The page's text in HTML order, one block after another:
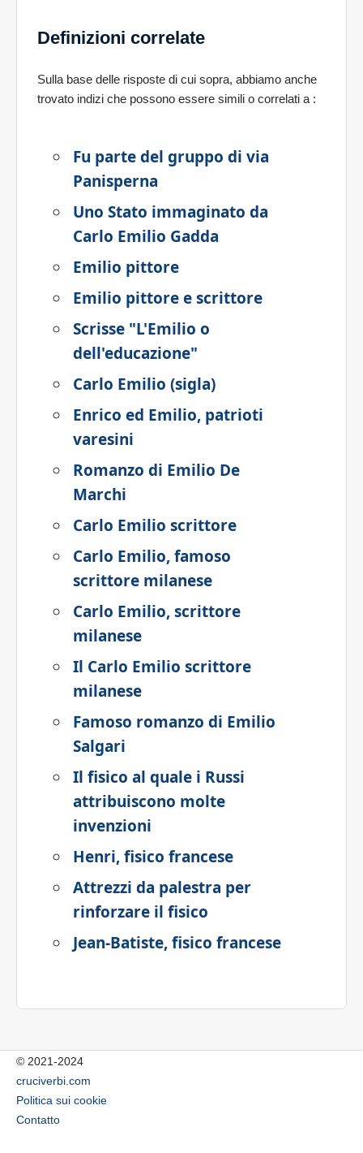
Definizioni correlate
Sulla base delle risposte di cui sopra, abbiamo anche
trovato indizi che possono essere simili o correlati a :
Fu parte del gruppo di via
Panisperna
Uno Stato immaginato da
Carlo Emilio Gadda
Emilio pittore
Emilio pittore e scrittore
Scrisse "L'Emilio o
dell'educazione"
Carlo Emilio (sigla)
Enrico ed Emilio, patrioti
varesini
Romanzo di Emilio De
Marchi
Carlo Emilio scrittore
Carlo Emilio, famoso
scrittore milanese
Carlo Emilio, scrittore
milanese
Il Carlo Emilio scrittore
milanese
Famoso romanzo di Emilio
Salgari
Il fisico al quale i Russi
attribuiscono molte
invenzioni
Henri, fisico francese
Attrezzi da palestra per
rinforzare il fisico
Jean-Batiste, fisico francese
© 2021-2024
cruciverbi.com
Politica sui cookie
Contatto